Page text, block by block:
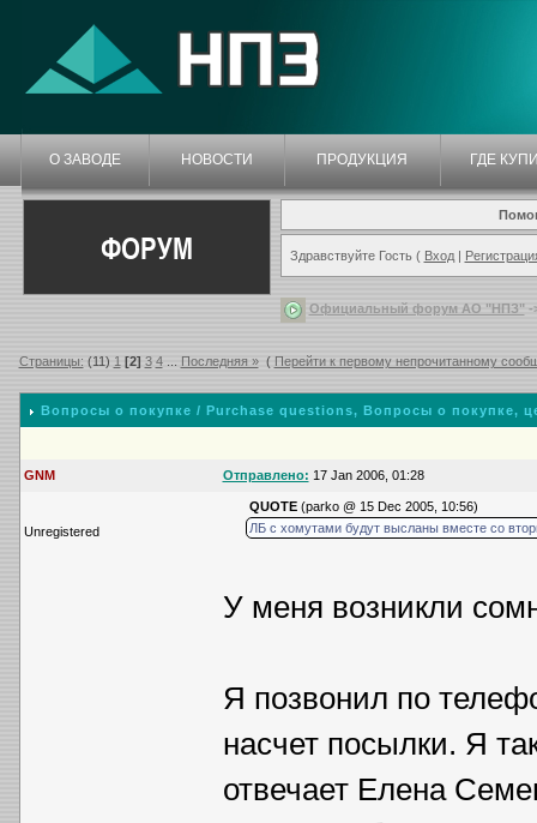
О ЗАВОДЕ НОВОСТИ ПРОДУКЦИЯ ГДЕ
ФОРУМ Здравствуйте Гость ( Вход|
Официальный форум АО "НПЗ"-
Страницы: (11) 1 [2] 3 4... Последняя » ( Перейти к первому непрочитанному
Вопросы о покупке / Purchase questions, Вопросы о покупке,
GNM Отправлено: 17 Jan 2006, 01:28
Unregistered
QUOTE (parko @ 15 Dec 2005, 10:56)
ЛБ с хомутами будут высланы вместе со
У меня возникли
Я позвонил по
насчет посылки. Я
отвечает Елена